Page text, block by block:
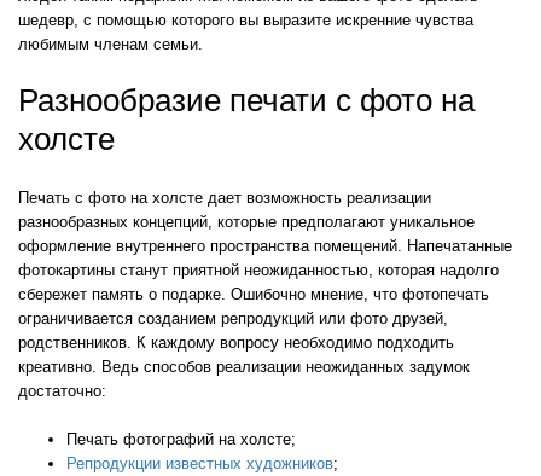
шедевр, с помощью которого вы выразите искренние чувства
любимым членам семьи.
Разнообразие печати с фото на
холсте
Печать с фото на холсте дает возможность реализации
разнообразных концепций, которые предполагают уникальное
оформление внутреннего пространства помещений. Напечатанные
фотокартины станут приятной неожиданностью, которая надолго
сбережет память о подарке. Ошибочно мнение, что фотопечать
ограничивается созданием репродукций или фото друзей,
родственников. К каждому вопросу необходимо подходить
креативно. Ведь способов реализации неожиданных задумок
достаточно:
Печать фотографий на холсте;
Репродукции известных художников;